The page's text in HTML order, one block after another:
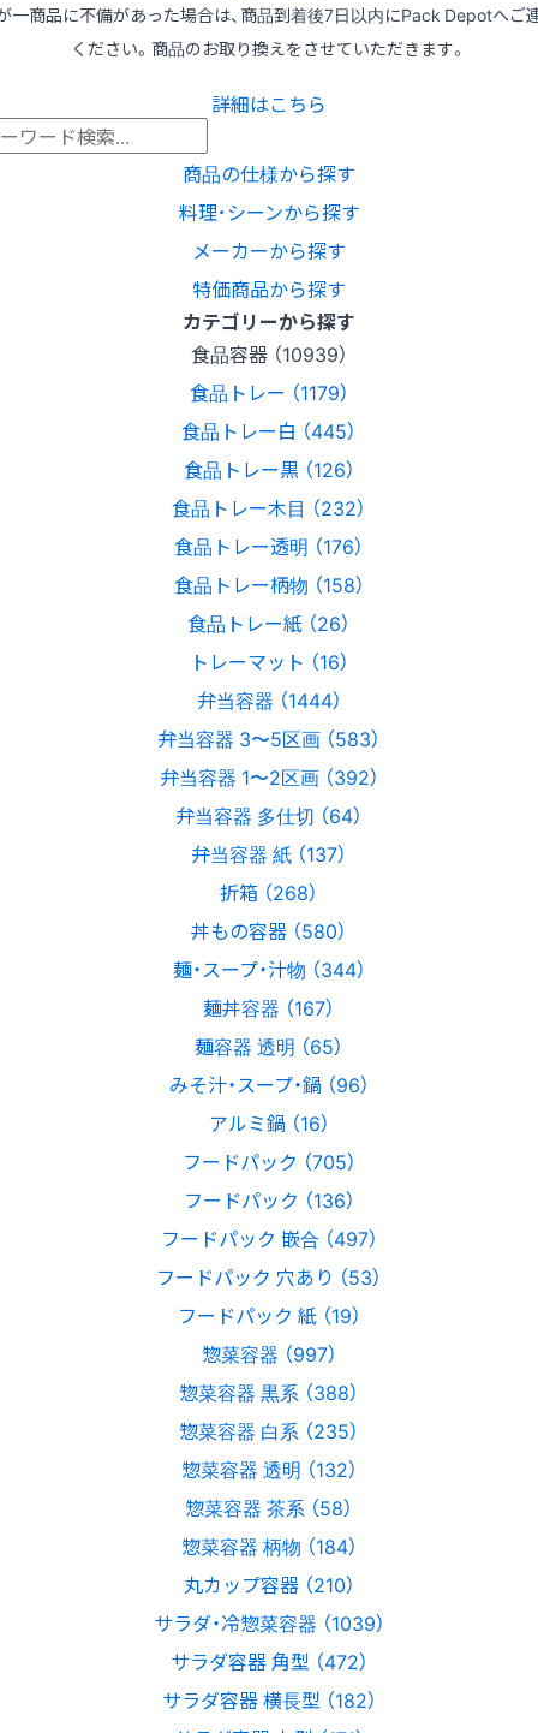
一商品に不備があった場合は、商品到着後7日以内にPack Depotへご
ください。商品のお取り換えをさせていただきます。
詳細はこちら
商品の仕様から探す
料理･シーンから探す
メーカーから探す
特価商品から探す
カテゴリーから探す
食品容器 （10939）
食品トレー （1179）
食品トレー白 （445）
食品トレー黒 （126）
食品トレー木目 （232）
食品トレー透明 （176）
食品トレー柄物 （158）
食品トレー紙 （26）
トレーマット （16）
弁当容器 （1444）
弁当容器 3〜5区画 （583）
弁当容器 1〜2区画 （392）
弁当容器 多仕切 （64）
弁当容器 紙 （137）
折箱 （268）
丼もの容器 （580）
麺・スープ・汁物 （344）
麺丼容器 （167）
麺容器 透明 （65）
みそ汁・スープ・鍋 （96）
アルミ鍋 （16）
フードパック （705）
フードパック （136）
フードパック 嵌合 （497）
フードパック 穴あり （53）
フードパック 紙 （19）
惣菜容器 （997）
惣菜容器 黒系 （388）
惣菜容器 白系 （235）
惣菜容器 透明 （132）
惣菜容器 茶系 （58）
惣菜容器 柄物 （184）
丸カップ容器 （210）
サラダ・冷惣菜容器 （1039）
サラダ容器 角型 （472）
サラダ容器 横長型 （182）